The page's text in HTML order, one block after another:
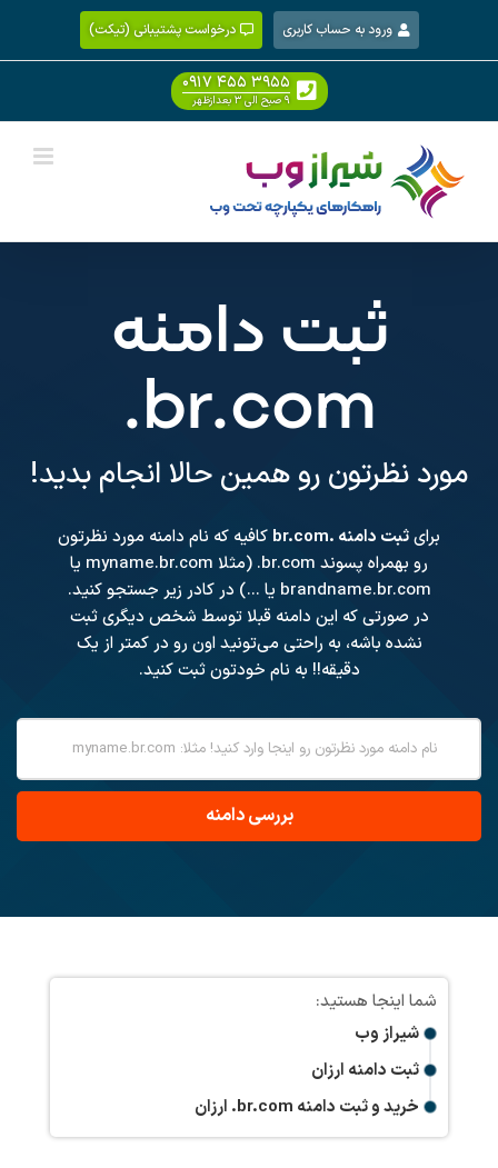
content
ورود به حساب کاربری درخواست پشتیبانی (تیکت)
۰۹۱۷ ۴۵۵ ۳۹۵۵
۹ صبح الی ۳ بعدازظهر
ثبت دامنه
.br.com
مورد نظرتون رو همین حالا انجام بدید!
برایثبت دامنه .br.com
کافیه که نام دامنه مورد نظرتون
رو بهمراه پسوند .br.com
(مثلا myname.br.com یا
brandname.br.com یا ...) در کادر زیر جستجو کنید.
در صورتی که این دامنه قبلا توسط شخص دیگری ثبت
نشده باشه، به راحتی می‌تونید اون رو در کمتر از یک
دقیقه!! به نام خودتون ثبت کنید.
شیراز وب
ثبت دامنه ارزان
خرید و ثبت دامنه .br.com ارزان